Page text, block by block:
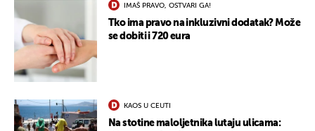
IMAŠ PRAVO, OSTVARI GA!
Tko ima pravo na inkluzivni dodatak? Može
se dobiti i 720 eura
KAOS U CEUTI
Na stotine maloljetnika lutaju ulicama: